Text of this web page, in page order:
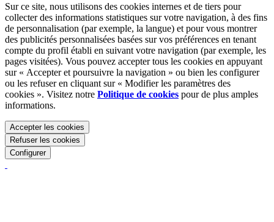
Sur ce site, nous utilisons des cookies internes et de tiers pour
collecter des informations statistiques sur votre navigation, à des fins
de personnalisation (par exemple, la langue) et pour vous montrer
des publicités personnalisées basées sur vos préférences en tenant
compte du profil établi en suivant votre navigation (par exemple, les
pages visitées). Vous pouvez accepter tous les cookies en appuyant
sur « Accepter et poursuivre la navigation » ou bien les configurer
ou les refuser en cliquant sur « Modifier les paramètres des
cookies ». Visitez notre Politique de cookies pour de plus amples
informations.
Accepter les cookies
Refuser les cookies
Configurer